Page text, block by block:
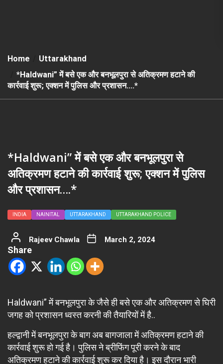
Home
Uttarakhand
*Haldwani” में बसे एक और बनभूलपुरा से अतिक्रमण हटाने की
कार्रवाई शुरू; एक्शन में पुलिस और प्रशासन….*
*Haldwani” में बसे एक और बनभूलपुरा से
अतिक्रमण हटाने की कार्रवाई शुरू; एक्शन में पुलिस
और प्रशासन….*
INDIA NAINITAL UTTARAKHAND UTTARAKHAND POLICE
Rajeev Chawla March 2, 2024
Share
Haldwani” में बनभूलपुरा के जैसे ही बसे एक और अतिक्रमण से घिरी
जगह को प्रशासन ध्वस्त करनी की तैयारियों में है..
हल्द्वानी में बनभूलपुरा के बाग अब बागजाला में अतिक्रमण हटाने की
कार्रवाई शुरू हो गई है। पुलिस ने ब्रीफिंग पूरी करने के बाद
अतिक्रमण हटाने की कार्रवाई शुरू कर दिया है। इस दौरान भारी